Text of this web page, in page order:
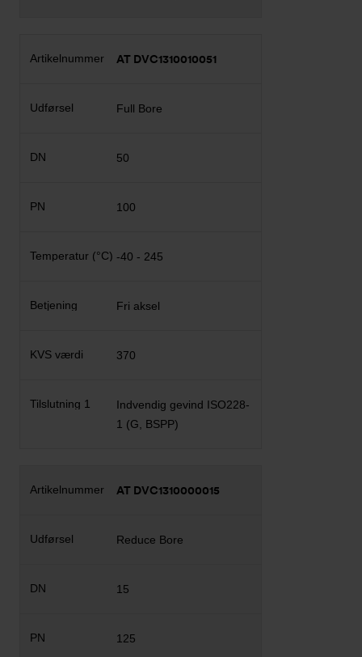
AT DVC1310010051
Full Bore
50
100
-40 - 245
Fri aksel
370
Indvendig gevind ISO228-
1 (G, BSPP)
AT DVC1310000015
Reduce Bore
15
125